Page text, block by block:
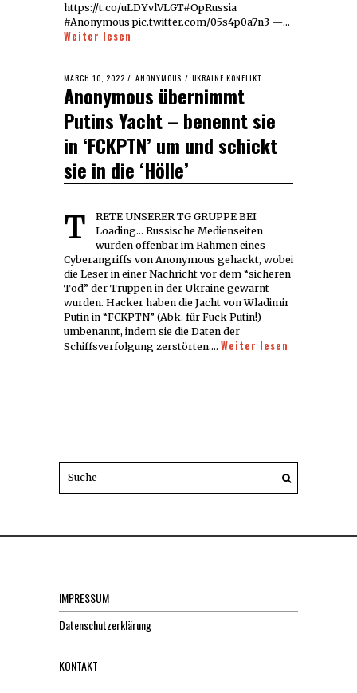
https://t.co/uLDYvlVLGT#OpRussia
#Anonymous pic.twitter.com/05s4p0a7n3 —…
Weiter lesen
POSTED
ON
MARCH 10, 2022 MARCH
2022
ANONYMOUS / UKRAINE KONFLIKT
Anonymous übernimmt
Putins Yacht – benennt sie
in ‘FCKPTN’ um und schickt
sie in die ‘Hölle’
TRETE UNSERER TG GRUPPE BEI
Loading... Russische Medienseiten
wurden offenbar im Rahmen eines
Cyberangriffs von Anonymous gehackt, wobei
die Leser in einer Nachricht vor dem “sicheren
Tod” der Truppen in der Ukraine gewarnt
wurden. Hacker haben die Jacht von Wladimir
Putin in “FCKPTN” (Abk. für Fuck Putin!)
umbenannt, indem sie die Daten der
Schiffsverfolgung zerstörten.… Weiter lesen
IMPRESSUM
Datenschutzerklärung
KONTAKT